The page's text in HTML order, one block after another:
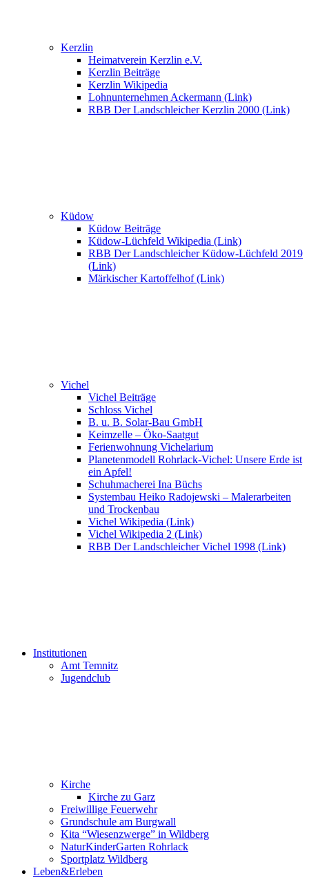
Kerzlin
Heimatverein Kerzlin e.V.
Kerzlin Beiträge
Kerzlin Wikipedia
Lohnunternehmen Ackermann (Link)
RBB Der Landschleicher Kerzlin 2000 (Link)
Küdow
Küdow Beiträge
Küdow-Lüchfeld Wikipedia (Link)
RBB Der Landschleicher Küdow-Lüchfeld 2019
(Link)
Märkischer Kartoffelhof (Link)
Vichel
Vichel Beiträge
Schloss Vichel
B. u. B. Solar-Bau GmbH
Keimzelle – Öko-Saatgut
Ferienwohnung Vichelarium
Planetenmodell Rohrlack-Vichel: Unsere Erde ist
ein Apfel!
Schuhmacherei Ina Büchs
Systembau Heiko Radojewski – Malerarbeiten
und Trockenbau
Vichel Wikipedia (Link)
Vichel Wikipedia 2 (Link)
RBB Der Landschleicher Vichel 1998 (Link)
Institutionen
Amt Temnitz
Jugendclub
Kirche
Kirche zu Garz
Freiwillige Feuerwehr
Grundschule am Burgwall
Kita “Wiesenzwerge” in Wildberg
NaturKinderGarten Rohrlack
Sportplatz Wildberg
Leben&Erleben